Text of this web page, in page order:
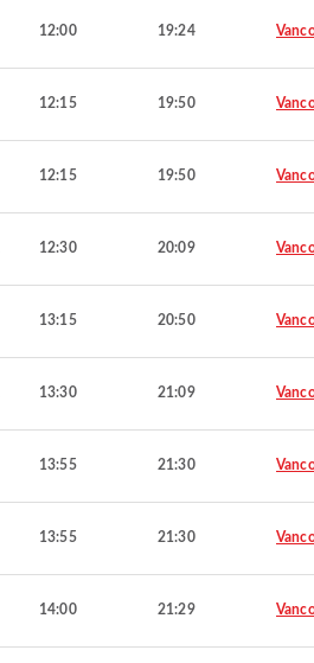
12:00 19:24
12:15 19:50
12:15 19:50
12:30 20:09
13:15 20:50
13:30 21:09
13:55 21:30
13:55 21:30
14:00 21:29